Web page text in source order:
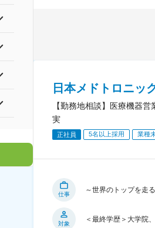
日本メドトロニッ
【勤務地相談】医療機器
実
正社員 5名以上採用 業種
仕事
～世界のトップを走
対象
＜最終学歴＞大学院